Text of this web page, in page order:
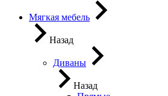
Мягкая мебель
Назад
Диваны
Назад